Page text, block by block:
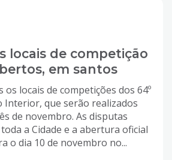
locais de competição
em santos
os locais de competições dos 64º
Interior, que serão realizados
de novembro. As disputas
a Cidade e a abertura oficial
o dia 10 de novembro no...